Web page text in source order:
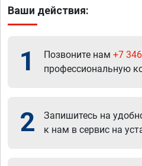
Ваши действия:
1 Позвоните нам +7
профессиональную
2
Запишитесь на
к нам в сервис на